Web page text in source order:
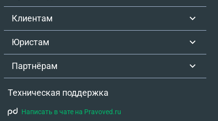
Клиентам
Юристам
Партнёрам
Техническая поддержка
Написать в чате на Pravoved.ru